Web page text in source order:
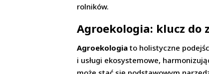
rolników.
Agroekologia: klucz do
Agroekologia to holistyczne
i usługi ekosystemowe,